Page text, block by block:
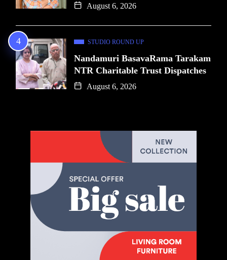
August 6, 2026
STUDIO ROUND UP
Nandamuri BasavaRama Tarakam
NTR Charitable Trust Dispatches
August 6, 2026